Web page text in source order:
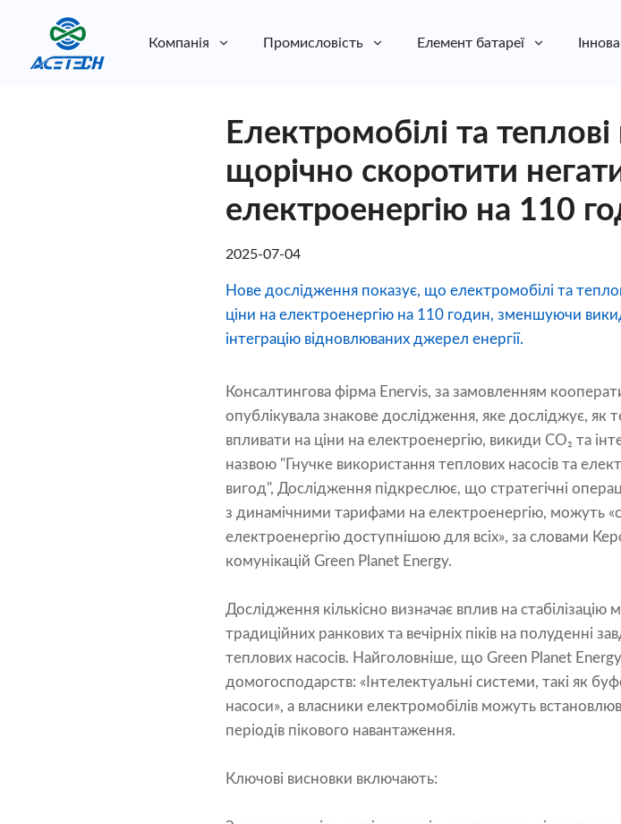
Компанія Промисловість Елемент батареї
Електромобілі та
щорічно скоротити
електроенергію на 110
2025-07-04
Нове дослідження показує, що електромобілі та
ціни на електроенергію на 110 годин, зменшуючи
інтеграцію відновлюваних джерел енергії.
Консалтингова фірма Enervis, за замовленням
опублікувала знакове дослідження, яке досліджує, як
впливати на ціни на електроенергію, викиди CO₂ та
назвою "Гнучке використання теплових насосів та
вигод", Дослідження підкреслює, що стратегічні
з динамічними тарифами на електроенергію, можуть
електроенергію доступнішою для всіх», за словами
комунікацій Green Planet Energy.
Дослідження кількісно визначає вплив на
традиційних ранкових та вечірніх піків на полуденні
теплових насосів. Найголовніше, що Green Planet
домогосподарств: «Інтелектуальні системи, такі як
насоси», а власники електромобілів можуть
періодів пікового навантаження.
Ключові висновки включають: